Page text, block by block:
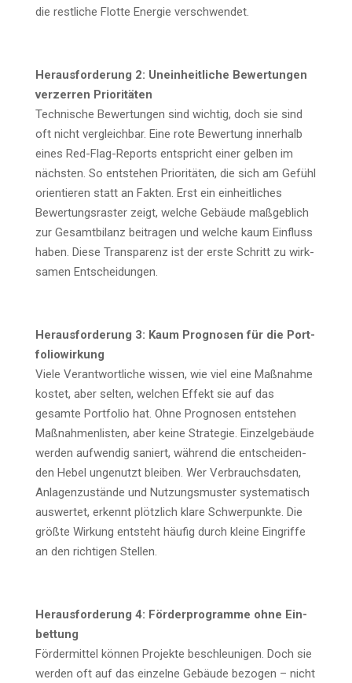
die rest­li­che Flot­te Ener­gie verschwendet.
Her­aus­for­de­rung 2: Unein­heit­li­che Bewer­tun­gen
ver­zer­ren Prio­ri­tä­ten
Tech­ni­sche Bewer­tun­gen sind wich­tig, doch sie sind
oft nicht ver­gleich­bar. Eine rote Bewer­tung inner­halb
eines Red-Flag-Reports ent­spricht einer gel­ben im
nächs­ten. So ent­ste­hen Prio­ri­tä­ten, die sich am Gefühl
ori­en­tie­ren statt an Fak­ten. Erst ein ein­heit­li­ches
Bewer­tungs­ras­ter zeigt, wel­che Gebäu­de maß­geb­lich
zur Gesamt­bi­lanz bei­tra­gen und wel­che kaum Ein­fluss
haben. Die­se Trans­pa­renz ist der ers­te Schritt zu wirk­
sa­men Entscheidungen.
Her­aus­for­de­rung 3: Kaum Pro­gno­sen für die Port­
fo­lio­wir­kung
Vie­le Ver­ant­wort­li­che wis­sen, wie viel eine Maß­nah­me
kos­tet, aber sel­ten, wel­chen Effekt sie auf das
gesam­te Port­fo­lio hat. Ohne Pro­gno­sen ent­ste­hen
Maß­nah­men­lis­ten, aber kei­ne Stra­te­gie. Ein­zel­ge­bäu­de
wer­den auf­wen­dig saniert, wäh­rend die ent­schei­den­
den Hebel unge­nutzt blei­ben. Wer Ver­brauchs­da­ten,
Anla­gen­zu­stän­de und Nut­zungs­mus­ter sys­te­ma­tisch
aus­wer­tet, erkennt plötz­lich kla­re Schwer­punk­te. Die
größ­te Wir­kung ent­steht häu­fig durch klei­ne Ein­grif­fe
an den rich­ti­gen Stellen.
Her­aus­for­de­rung 4: För­der­pro­gram­me ohne Ein­
bet­tung
För­der­mit­tel kön­nen Pro­jek­te beschleu­ni­gen. Doch sie
wer­den oft auf das ein­zel­ne Gebäu­de bezo­gen – nicht